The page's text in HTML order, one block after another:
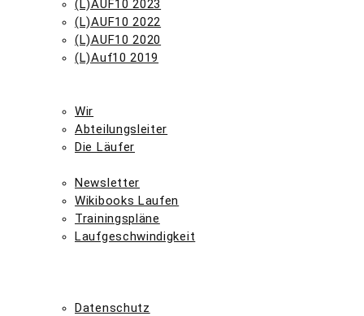
(L)AUF10 2023
(L)AUF10 2022
(L)AUF10 2020
(L)Auf10 2019
Wir
Abteilungsleiter
Die Läufer
Newsletter
Wikibooks Laufen
Trainingspläne
Laufgeschwindigkeit
Datenschutz